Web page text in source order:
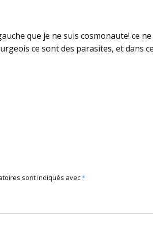
que je ne suis cosmonaute! ce
ce sont des parasites, et dans
sont indiqués avec *